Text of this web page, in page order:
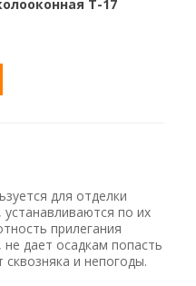
Т-17
для отделки
по их
прилегания
дает осадкам попасть
и непогоды.